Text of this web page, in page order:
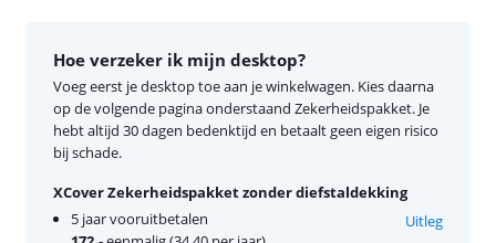
Hoe verzeker ik mijn desktop?
Voeg eerst je desktop toe aan je winkelwagen. Kies daarna
op de volgende pagina onderstaand Zekerheidspakket. Je
hebt altijd 30 dagen bedenktijd en betaalt geen eigen risico
bij schade.
XCover Zekerheidspakket zonder diefstaldekking
5 jaar vooruitbetalen
Uitleg